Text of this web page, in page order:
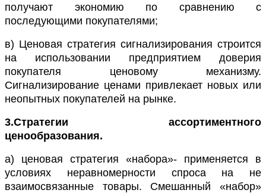
получают экономию по сравнению с
последующими покупателями;
в) Ценовая стратегия сигнализирования строится
на использовании предприятием доверия
покупателя ценовому механизму.
Сигнализирование ценами привлекает новых или
неопытных покупателей на рынке.
3.Стратегии ассортиментного
ценообразования.
а) ценовая стратегия «набора»- применяется в
условиях неравномерности спроса на не
взаимосвязанные товары. Смешанный «набор»